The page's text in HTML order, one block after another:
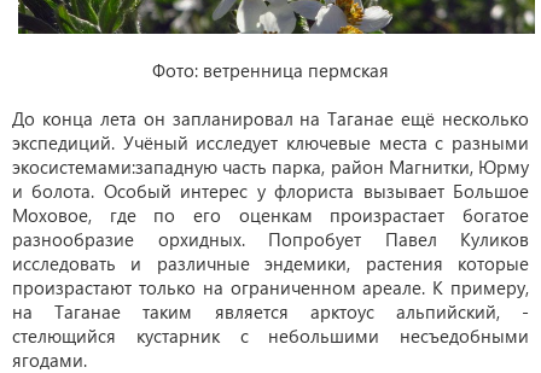
Фото: ветренница пермская
До конца лета он запланировал на Таганае ещё несколько
экспедиций. Учёный исследует ключевые места с разными
экосистемами:западную часть парка, район Магнитки, Юрму
и болота. Особый интерес у флориста вызывает Большое
Моховое, где по его оценкам произрастает богатое
разнообразие орхидных. Попробует Павел Куликов
исследовать и различные эндемики, растения которые
произрастают только на ограниченном ареале. К примеру,
на Таганае таким является арктоус альпийский, -
стелющийся кустарник с небольшими несъедобными
ягодами.